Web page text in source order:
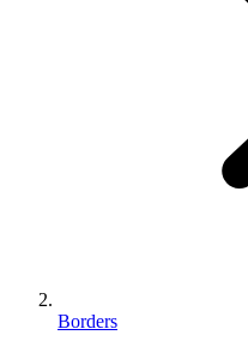
Borders